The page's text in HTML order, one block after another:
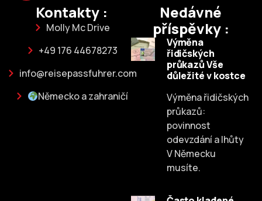
Kontakty :
Molly Mc Drive
+49 176 44678273
info@reisepassfuhrer.com
Německo a zahraničí
Nedávné
příspěvky :
Výměna
řidičských
průkazů Vše
důležité v kostce
Výměna řidičských
průkazů:
povinnost
odevzdání a lhůty
V Německu
musíte.